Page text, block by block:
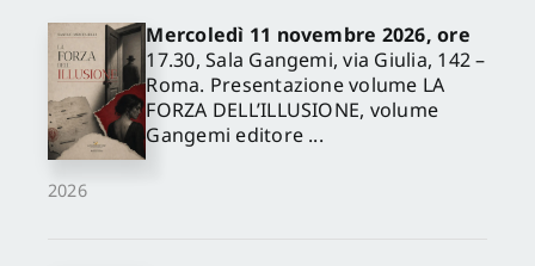
2026
Mercoledì 11 novembre 2026, ore
17.30, Sala Gangemi, via Giulia, 142 –
Roma. Presentazione volume LA
FORZA DELL’ILLUSIONE, volume
Gangemi editore ...